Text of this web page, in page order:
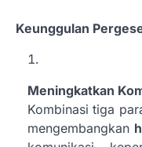
Keunggulan
Meningkatkan
Kombinasi tiga
mengembangkan